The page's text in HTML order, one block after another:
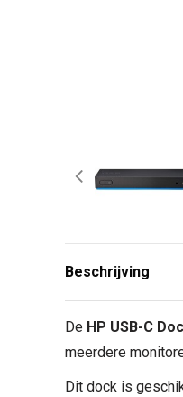
Beschrijving
De HP USB-C
meerdere
Dit dock is